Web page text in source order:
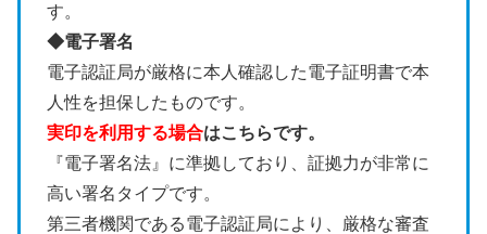
す。
◆電子署名
電子認証局が厳格に本人確認した電子証明書で本
人性を担保したものです。
実印を利用する場合はこちらです。
『電子署名法』に準拠しており、証拠力が非常に
高い署名タイプです。
第三者機関である電子認証局により、厳格な審査